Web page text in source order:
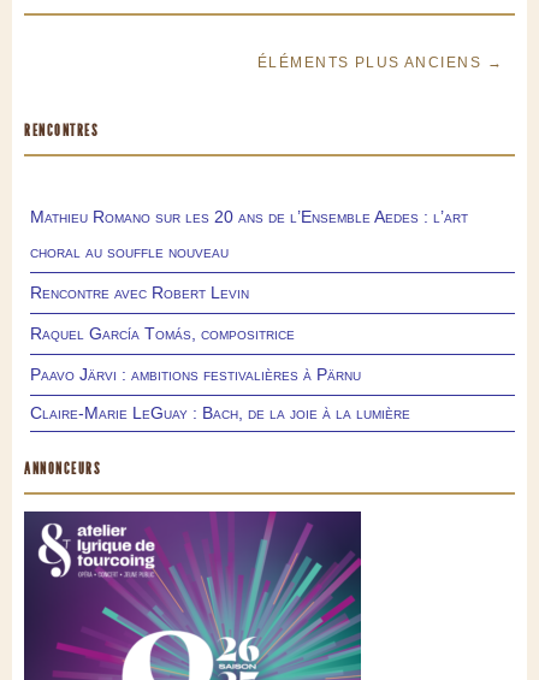
ÉLÉMENTS PLUS ANCIENS →
RENCONTRES
Mathieu Romano sur les 20 ans de l’Ensemble Aedes : l’art
choral au souffle nouveau
Rencontre avec Robert Levin
Raquel García Tomás, compositrice
Paavo Järvi : ambitions festivalières à Pärnu
Claire-Marie LeGuay : Bach, de la joie à la lumière
ANNONCEURS